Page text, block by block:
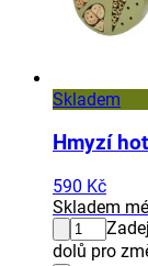
Skladem
Hmyzí
590 Kč
Skladem
dolů pro